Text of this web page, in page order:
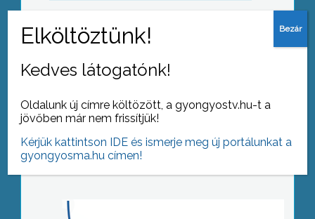
Tovább az archívumra
Kedves látogatónk!
Oldalunk új címre költözött, a gyongyostv.hu-t a
jövőben már nem frissítjük!
Kérjük kattintson IDE és ismerje meg új portálunkat a
gyongyosma.hu címen!